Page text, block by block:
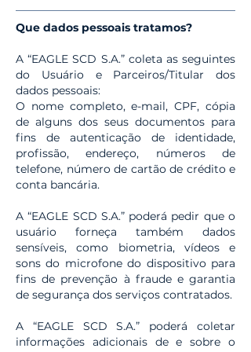
Que dados pessoais tratamos?
A “EAGLE SCD S.A.” coleta as seguintes
do Usuário e Parceiros/Titular dos
dados pessoais:
O nome completo, e-mail, CPF, cópia
de alguns dos seus documentos para
fins de autenticação de identidade,
profissão, endereço, números de
telefone, número de cartão de crédito e
conta bancária.
A “EAGLE SCD S.A.” poderá pedir que o
usuário forneça também dados
sensíveis, como biometria, vídeos e
sons do microfone do dispositivo para
fins de prevenção à fraude e garantia
de segurança dos serviços contratados.
A “EAGLE SCD S.A.” poderá coletar
informações adicionais de e sobre o